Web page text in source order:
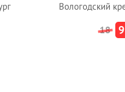
Вологодский
18 9